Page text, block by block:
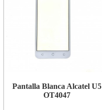
Pantalla Blanca Alcatel U5
OT4047